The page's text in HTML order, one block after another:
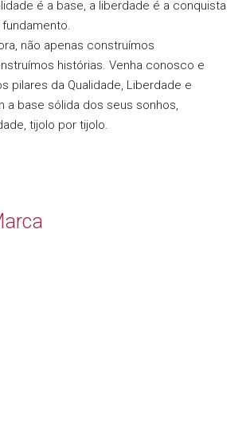
é a base, a liberdade é a conquista
não apenas construímos
histórias. Venha conosco e
pilares da Qualidade, Liberdade e
a base sólida dos seus sonhos,
tijolo por tijolo.